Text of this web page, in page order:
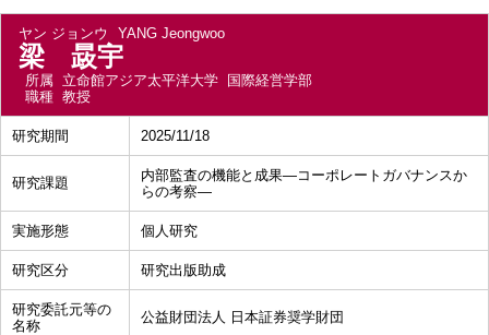
ヤン ジョンウ YANG Jeongwoo
梁 晸宇
所属 立命館アジア太平洋大学 国際経営学部
職種 教授
研究期間 2025/11/18
研究課題
内部監査の機能と成果―コーポレートガバナンスか
らの考察―
実施形態 個人研究
研究区分 研究出版助成
研究委託元等の
名称
公益財団法人 日本証券奨学財団